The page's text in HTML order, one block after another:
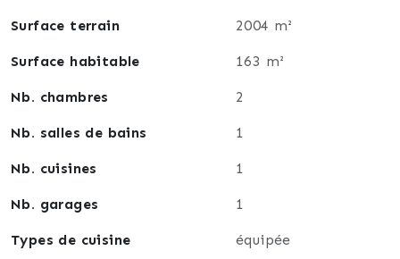
Surface terrain 2004 m²
Surface habitable 163 m²
Nb. chambres 2
Nb. salles de bains 1
Nb. cuisines 1
Nb. garages 1
Types de cuisine équipée